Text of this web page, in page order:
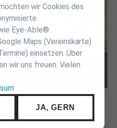
Perthen, Prüfer Günther
Boettger (1. Dan), Helen
wir Cookies des
Eye-Able®
Maps (Vereinskarte)
einsetzen. Über
wir uns freuen. Vielen
JA, GERN